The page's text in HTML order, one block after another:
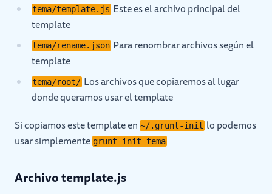
tema/template.jsEste es el archivo principal del
template
tema/rename.jsonPara renombrar archivos según el
template
tema/root/Los archivos que copiaremos al lugar
donde queramos usar el template
Si copiamos este template en ~/.grunt-initlo podemos
usar simplemente grunt-init tema
Archivo template.js